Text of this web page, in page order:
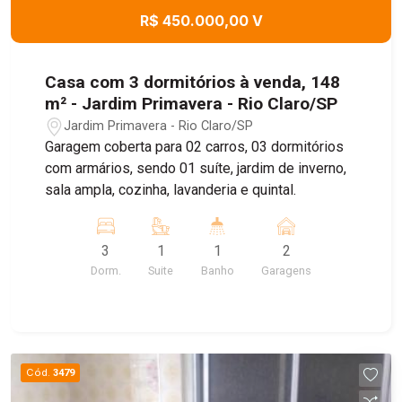
R$ 450.000,00 V
Casa com 3 dormitórios à venda, 148
m² - Jardim Primavera - Rio Claro/SP
Jardim Primavera - Rio Claro/SP
Garagem coberta para 02 carros, 03 dormitórios
com armários, sendo 01 suíte, jardim de inverno,
sala ampla, cozinha, lavanderia e quintal.
3
Dorm.
1
Suite
1
Banho
2
Garagens
Cód. 3479